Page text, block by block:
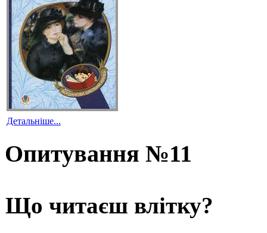
Детальніше...
Опитування №11
Що читаєш влітку?